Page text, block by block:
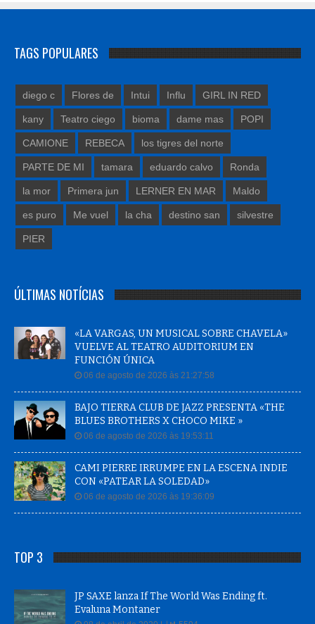
TAGS POPULARES
diego c Flores de Intui Influ GIRL IN RED
kany Teatro ciego bioma dame mas POPI
CAMIONE REBECA los tigres del norte
PARTE DE MI tamara eduardo calvo Ronda
la mor Primera jun LERNER EN MAR Maldo
es puro Me vuel la cha destino san silvestre
PIER
ÚLTIMAS NOTÍCIAS
«LA VARGAS, UN MUSICAL SOBRE CHAVELA»
VUELVE AL TEATRO AUDITORIUM EN
FUNCIÓN ÚNICA
06 de agosto de 2026 às 21:27:58
BAJO TIERRA CLUB DE JAZZ PRESENTA «THE
BLUES BROTHERS X CHOCO MIKE »
06 de agosto de 2026 às 19:53:11
CAMI PIERRE IRRUMPE EN LA ESCENA INDIE
CON «PATEAR LA SOLEDAD»
06 de agosto de 2026 às 19:36:09
TOP 3
JP SAXE lanza If The World Was Ending ft.
Evaluna Montaner